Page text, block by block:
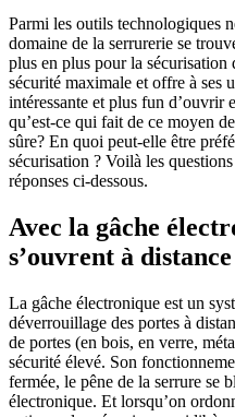
Parmi les outils technologiques
domaine de la serrurerie se
plus en plus pour la sécurisation
sécurité maximale et offre à ses
intéressante et plus fun d’ouvrir
qu’est-ce qui fait de ce moyen
sûre? En quoi peut-elle être
sécurisation ? Voilà les
réponses ci-dessous.
Avec la gâche
s’ouvrent à distance
La gâche électronique est un
déverrouillage des portes à
de portes (en bois, en verre,
sécurité élevé. Son
fermée, le pêne de la serrure se
électronique. Et lorsqu’on